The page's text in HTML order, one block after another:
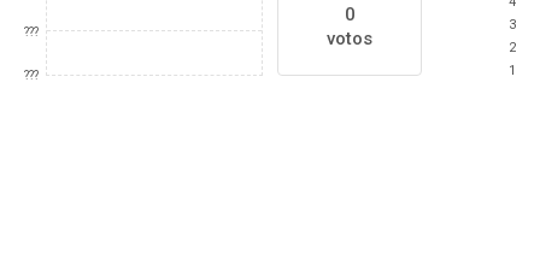
???
???
0
votos
3
2
1